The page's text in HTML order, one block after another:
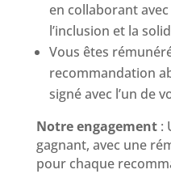
en collaborant
l’inclusion et la
Vous êtes
recommandation
signé avec l’un de
Notre engagement :
gagnant, avec une
pour chaque